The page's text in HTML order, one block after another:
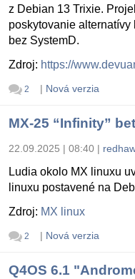
z Debian 13 Trixie.
poskytovanie
bez SystemD.
Zdroj: https://
2 | Nová verzia
MX-25 “Infinity”
22.09.2025 | 08:40 |
Ludia okolo MX linuxu
linuxu postavené na
Zdroj: MX linux
2 | Nová verzia
Q4OS 6.1